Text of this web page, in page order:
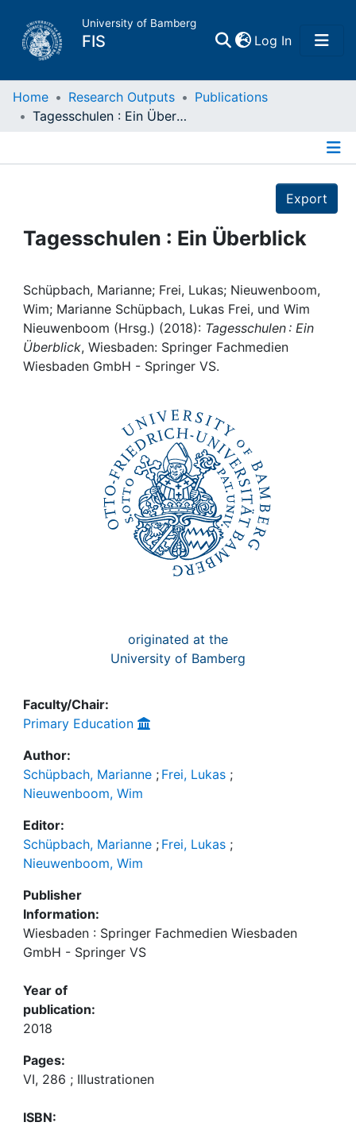
University of Bamberg
FIS Log In(current)
Home
Projects
Institutions
Awards
Home Research Outputs
Publications
Tagesschulen : Ein Überblick
Export
Tagesschulen : Ein Überblick
Schüpbach, Marianne; Frei, Lukas; Nieuwenboom,
Wim; Marianne Schüpbach, Lukas Frei, und Wim
Nieuwenboom (Hrsg.) (2018): Tagesschulen : Ein
Überblick, Wiesbaden: Springer Fachmedien
Wiesbaden GmbH - Springer VS.
originated at the
University of Bamberg
Faculty/Chair:
Primary Education
Author:
Schüpbach, Marianne ; Frei, Lukas ;
Nieuwenboom, Wim
Editor:
Schüpbach, Marianne ; Frei, Lukas ;
Nieuwenboom, Wim
Publisher
Information:
Wiesbaden : Springer Fachmedien Wiesbaden
GmbH - Springer VS
Year of
publication:
2018
Pages:
VI, 286 ; Illustrationen
ISBN: